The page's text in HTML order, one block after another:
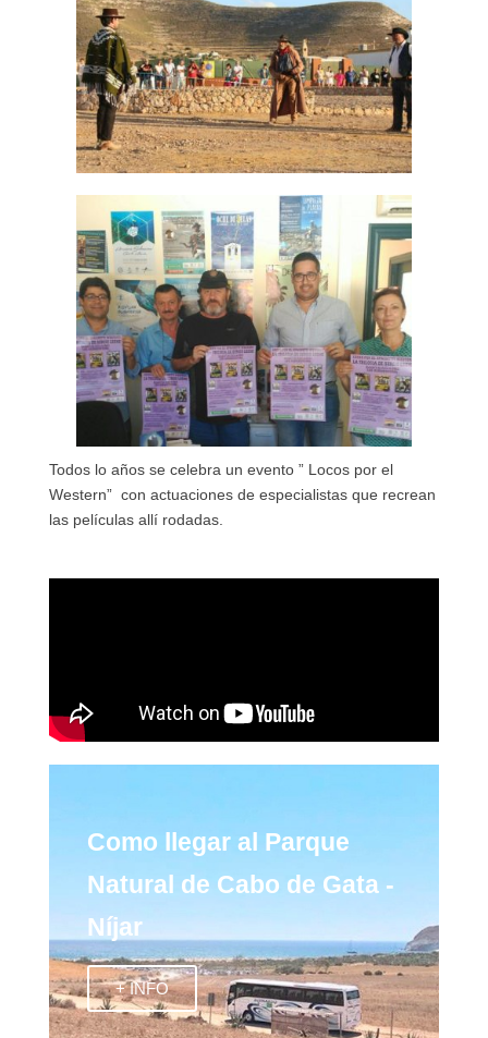
Todos lo años se celebra un evento ” Locos por el
Western” con actuaciones de especialistas que recrean
las películas allí rodadas.
Como llegar al Parque
Natural de Cabo de Gata -
Níjar
+ INFO